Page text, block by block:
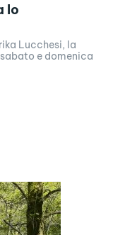
lo
Lucchesi, la
e domenica